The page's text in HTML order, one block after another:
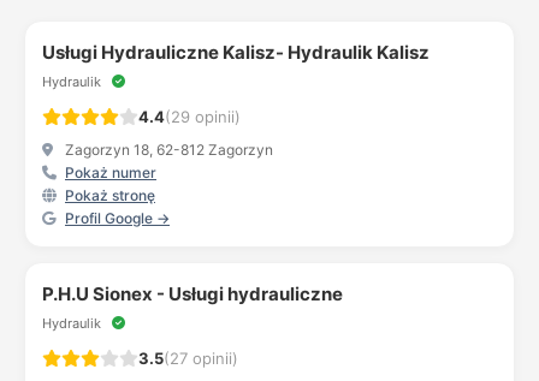
Usługi Hydrauliczne Kalisz- Hydraulik Kalisz
Hydraulik
4.4(29 opinii)
Zagorzyn 18, 62-812 Zagorzyn
Pokaż numer
Pokaż stronę
Profil Google →
P.H.U Sionex - Usługi hydrauliczne
Hydraulik
3.5(27 opinii)